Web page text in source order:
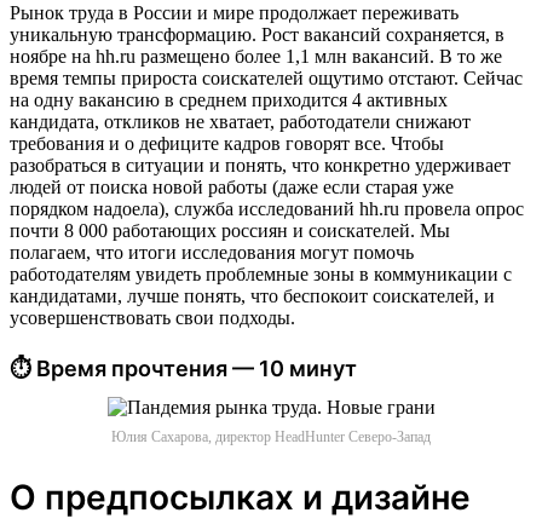
Рынок труда в России и мире продолжает переживать
уникальную трансформацию. Рост вакансий сохраняется, в
ноябре на hh.ru размещено более 1,1 млн вакансий. В то же
время темпы прироста соискателей ощутимо отстают. Сейчас
на одну вакансию в среднем приходится 4 активных
кандидата, откликов не хватает, работодатели снижают
требования и о дефиците кадров говорят все. Чтобы
разобраться в ситуации и понять, что конкретно удерживает
людей от поиска новой работы (даже если старая уже
порядком надоела), служба исследований hh.ru провела опрос
почти 8 000 работающих россиян и соискателей. Мы
полагаем, что итоги исследования могут помочь
работодателям увидеть проблемные зоны в коммуникации с
кандидатами, лучше понять, что беспокоит соискателей, и
усовершенствовать свои подходы.
⏱ Время прочтения — 10 минут
Юлия Сахарова, директор HeadHunter Северо-Запад
О предпосылках и дизайне